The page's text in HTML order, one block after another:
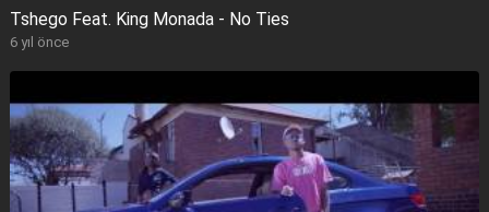
Tshego Feat. King Monada - No Ties
6 yıl önce